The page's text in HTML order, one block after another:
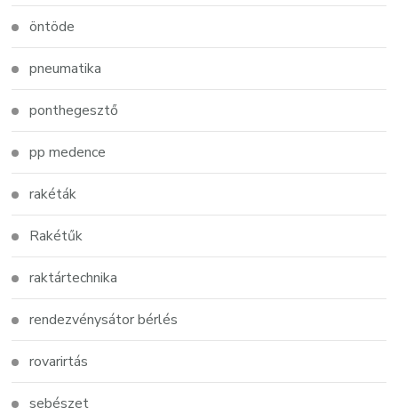
öntöde
pneumatika
ponthegesztő
pp medence
rakéták
Rakétűk
raktártechnika
rendezvénysátor bérlés
rovarirtás
sebészet